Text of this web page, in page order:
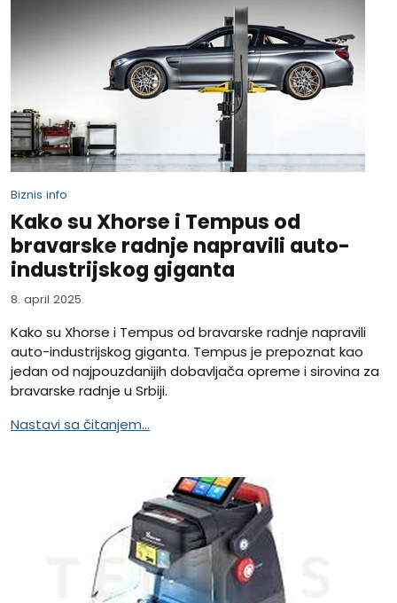
Biznis info
Kako su Xhorse i Tempus od
bravarske radnje napravili auto-
industrijskog giganta
8. april 2025.
Kako su Xhorse i Tempus od bravarske radnje napravili
auto-industrijskog giganta. Tempus je prepoznat kao
jedan od najpouzdanijih dobavljača opreme i sirovina za
bravarske radnje u Srbiji.
Nastavi sa čitanjem...